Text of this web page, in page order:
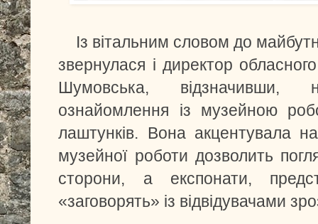
Із вітальним словом до
звернулася і директор
Шумовська, відзначивши,
ознайомлення із музейною
лаштунків. Вона акцентувала
музейної роботи дозволить
сторони, а експонати,
«заговорять» із відвідувачами